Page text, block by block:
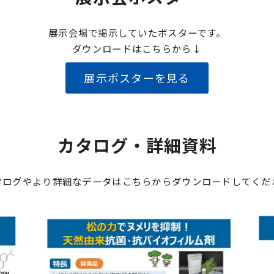
展示会場で掲示していたポスターです。
ダウンロードはこちらから↓
展示ポスターを見る
カタログ・詳細資料
ログやより詳細なデータはこちらからダウンロードしてくだ